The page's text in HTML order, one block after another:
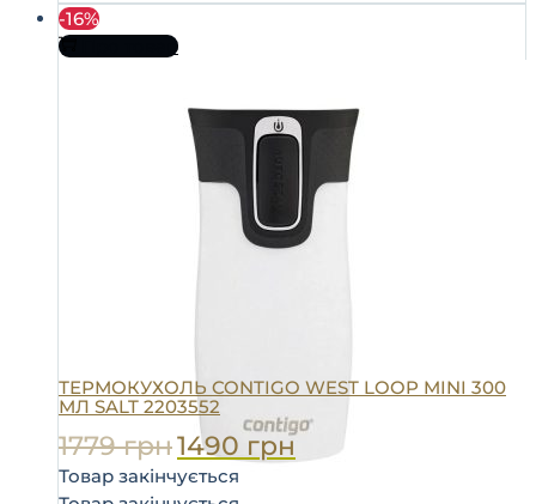
-16%
Про товар
ТЕРМОКУХОЛЬ CONTIGO WEST LOOP MINI 300
МЛ SALT 2203552
1779грн1490 грн
Товар закінчується